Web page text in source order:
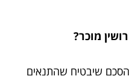
שיבטיח שהתנאים